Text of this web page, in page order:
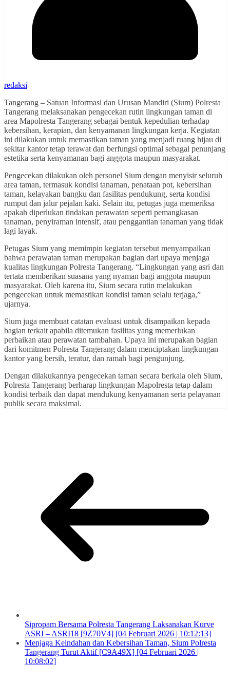
redaksi
Tangerang – Satuan Informasi dan Urusan Mandiri (Sium) Polresta
Tangerang melaksanakan pengecekan rutin lingkungan taman di
area Mapolresta Tangerang sebagai bentuk kepedulian terhadap
kebersihan, kerapian, dan kenyamanan lingkungan kerja. Kegiatan
ini dilakukan untuk memastikan taman yang menjadi ruang hijau di
sekitar kantor tetap terawat dan berfungsi optimal sebagai penunjang
estetika serta kenyamanan bagi anggota maupun masyarakat.
Pengecekan dilakukan oleh personel Sium dengan menyisir seluruh
area taman, termasuk kondisi tanaman, penataan pot, kebersihan
taman, kelayakan bangku dan fasilitas pendukung, serta kondisi
rumput dan jalur pejalan kaki. Selain itu, petugas juga memeriksa
apakah diperlukan tindakan perawatan seperti pemangkasan
tanaman, penyiraman intensif, atau penggantian tanaman yang tidak
lagi layak.
Petugas Sium yang memimpin kegiatan tersebut menyampaikan
bahwa perawatan taman merupakan bagian dari upaya menjaga
kualitas lingkungan Polresta Tangerang. “Lingkungan yang asri dan
tertata memberikan suasana yang nyaman bagi anggota maupun
masyarakat. Oleh karena itu, Sium secara rutin melakukan
pengecekan untuk memastikan kondisi taman selalu terjaga,”
ujarnya.
Sium juga membuat catatan evaluasi untuk disampaikan kepada
bagian terkait apabila ditemukan fasilitas yang memerlukan
perbaikan atau perawatan tambahan. Upaya ini merupakan bagian
dari komitmen Polresta Tangerang dalam menciptakan lingkungan
kantor yang bersih, teratur, dan ramah bagi pengunjung.
Dengan dilakukannya pengecekan taman secara berkala oleh Sium,
Polresta Tangerang berharap lingkungan Mapolresta tetap dalam
kondisi terbaik dan dapat mendukung kenyamanan serta pelayanan
publik secara maksimal.
Sipropam Bersama Polresta Tangerang Laksanakan Kurve
ASRI – ASRI18 [9Z70V4] [04 Februari 2026 | 10:12:13]
Menjaga Keindahan dan Kebersihan Taman, Sium Polresta
Tangerang Turut Aktif [C9A49X] [04 Februari 2026 |
10:08:02]